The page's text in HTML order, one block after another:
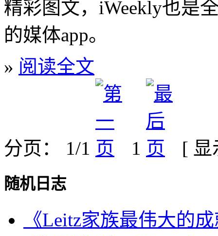
精彩图文，iWeekly也是
的媒体app。
» 阅读全文
分页： 1/1 1 [
随机日志
《Leitz家族最伟大的